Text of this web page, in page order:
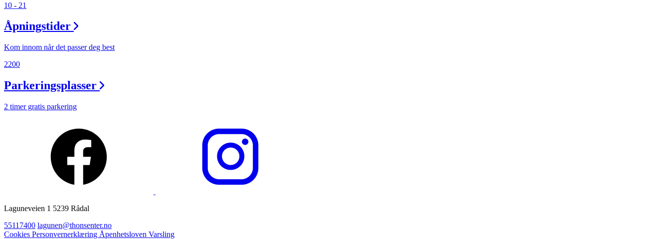
Ledige stillinger
Magasin
Finn frem
10 - 21
Åpningstider
Kom innom når det passer deg best
2200
Parkeringsplasser
2 timer gratis parkering
Laguneveien 1 5239 Rådal
55117400 lagunen@thonsenter.no
Cookies Personvernerklæring Åpenhetsloven Varsling